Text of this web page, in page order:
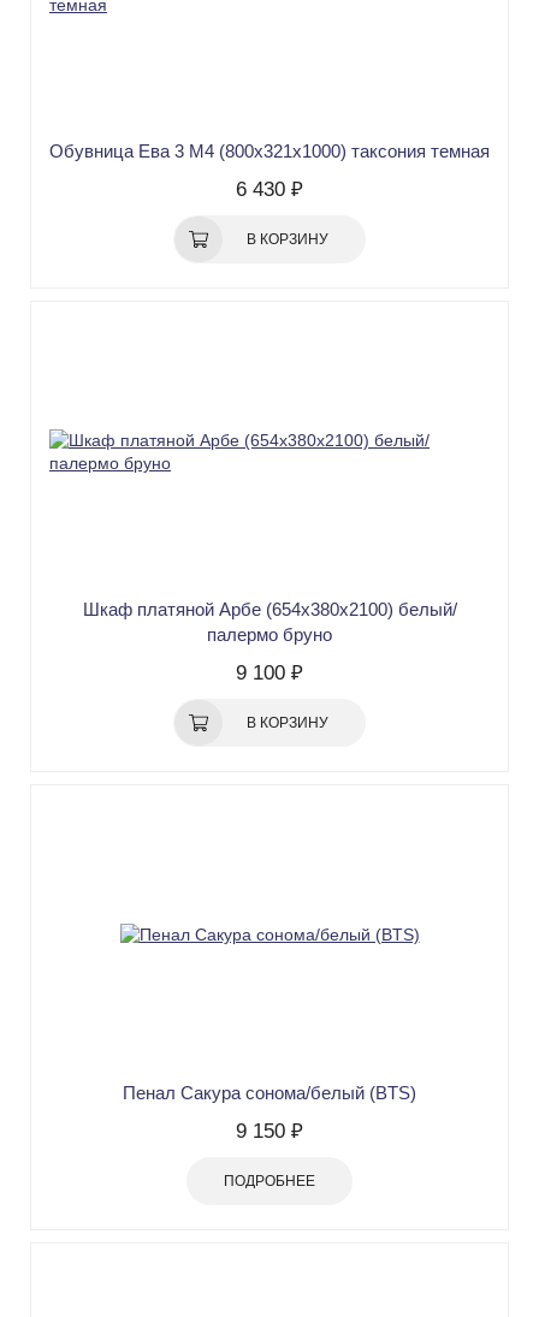
Обувница Ева 3 М4 (800х321х1000) таксония темная
6 430 ₽
В КОРЗИНУ
Шкаф платяной Арбе (654х380х2100) белый/
палермо бруно
9 100 ₽
В КОРЗИНУ
Пенал Сакура сонома/белый (BTS)
9 150 ₽
ПОДРОБНЕЕ